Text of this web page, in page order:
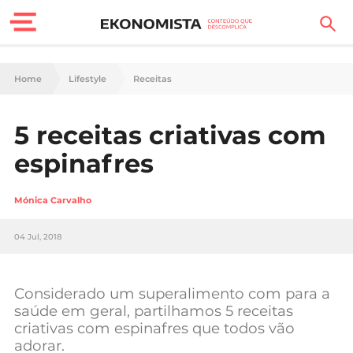
Finanças Pessoais
Carreira
Casa
Tecnologia
Negócios
Home Lifestyle Receitas
5 receitas criativas com
espinafres
Mónica Carvalho
04 Jul, 2018
Considerado um superalimento com para a
saúde em geral, partilhamos 5 receitas
criativas com espinafres que todos vão
adorar.